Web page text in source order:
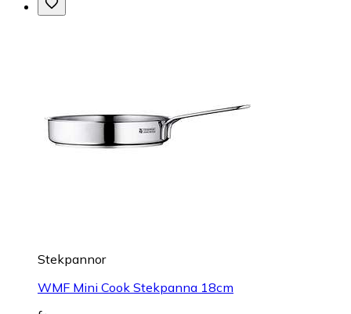
Stekpannor
WMF Mini Cook Stekpanna 18cm